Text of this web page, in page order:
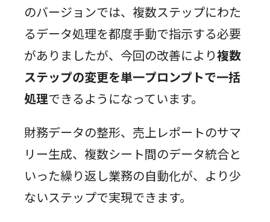
のバージョンでは、複数ステップにわた
るデータ処理を都度手動で指示する必要
がありましたが、今回の改善により複数
ステップの変更を単一プロンプトで一括
処理できるようになっています。
財務データの整形、売上レポートのサマ
リー生成、複数シート間のデータ統合と
いった繰り返し業務の自動化が、より少
ないステップで実現できます。